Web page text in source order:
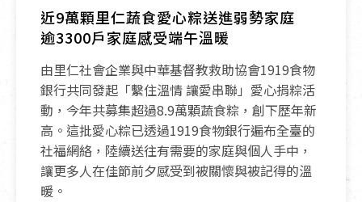
近9萬顆里仁蔬食愛心粽送進弱勢家庭
逾3300戶家庭感受端午溫暖
由里仁社會企業與中華基督教救助協會1919食物
銀行共同發起「繫住溫情 讓愛串聯」愛心捐粽活
動，今年共募集超過8.9萬顆蔬食粽，創下歷年新
高。這批愛心粽已透過1919食物銀行遍布全臺的
社福網絡，陸續送往有需要的家庭與個人手中，
讓更多人在佳節前夕感受到被關懷與被記得的溫
暖。